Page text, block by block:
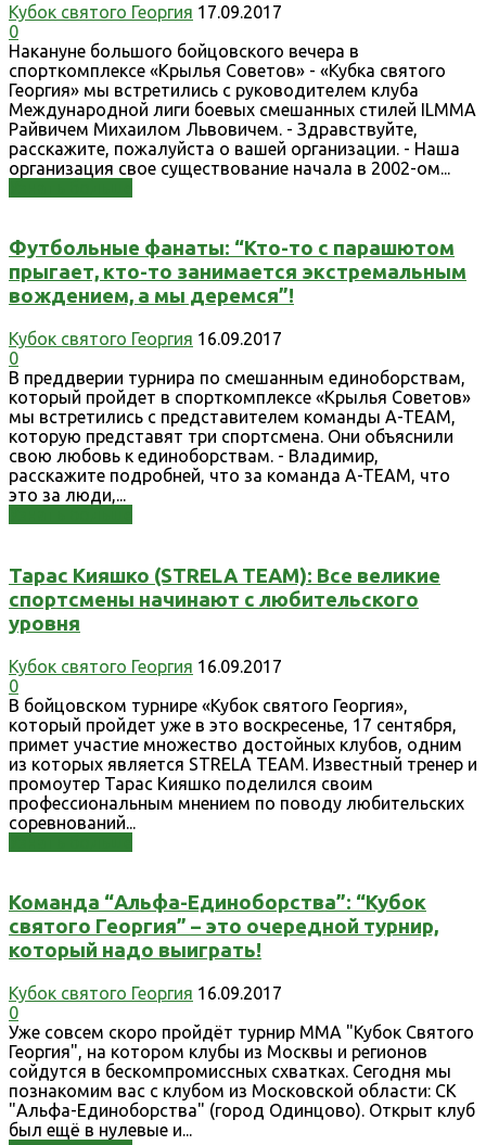
Кубок святого Георгия 17.09.2017
0
Накануне большого бойцовского вечера в
спорткомплексе «Крылья Советов» - «Кубка святого
Георгия» мы встретились с руководителем клуба
Международной лиги боевых смешанных стилей ILMMA
Райвичем Михаилом Львовичем. - Здравствуйте,
расскажите, пожалуйста о вашей организации. - Наша
организация свое существование начала в 2002-ом...
Футбольные фанаты: “Кто-то с парашютом
прыгает, кто-то занимается экстремальным
вождением, а мы деремся”!
Кубок святого Георгия 16.09.2017
0
В преддверии турнира по смешанным единоборствам,
который пройдет в спорткомплексе «Крылья Советов»
мы встретились с представителем команды A-TEAM,
которую представят три спортсмена. Они объяснили
свою любовь к единоборствам. - Владимир,
расскажите подробней, что за команда A-TEAM, что
это за люди,...
Тарас Кияшко (STRELA TEAM): Все великие
спортсмены начинают с любительского
уровня
Кубок святого Георгия 16.09.2017
0
В бойцовском турнире «Кубок святого Георгия»,
который пройдет уже в это воскресенье, 17 сентября,
примет участие множество достойных клубов, одним
из которых является STRELA TEAM. Известный тренер и
промоутер Тарас Кияшко поделился своим
профессиональным мнением по поводу любительских
соревнований...
Команда “Альфа-Единоборства”: “Кубок
святого Георгия” – это очередной турнир,
который надо выиграть!
Кубок святого Георгия 16.09.2017
0
Уже совсем скоро пройдёт турнир ММА "Кубок Святого
Георгия", на котором клубы из Москвы и регионов
сойдутся в бескомпромиссных схватках. Сегодня мы
познакомим вас с клубом из Московской области: СК
"Альфа-Единоборства" (город Одинцово). Открыт клуб
был ещё в нулевые и...